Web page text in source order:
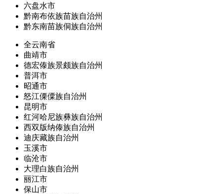
六盘水市
黔南布依族苗族自治州
黔东南苗族侗族自治州
全云南省
曲靖市
德宏傣族景颇族自治州
普洱市
昭通市
怒江傈僳族自治州
昆明市
红河哈尼族彝族自治州
西双版纳傣族自治州
迪庆藏族自治州
玉溪市
临沧市
大理白族自治州
丽江市
保山市